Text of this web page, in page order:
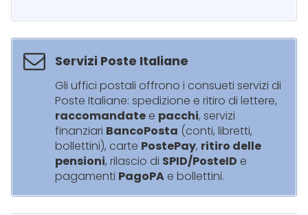
Servizi Poste Italiane
Gli uffici postali offrono i consueti servizi di
Poste Italiane: spedizione e ritiro di lettere,
raccomandate e pacchi, servizi
finanziari BancoPosta (conti, libretti,
bollettini), carte PostePay, ritiro delle
pensioni, rilascio di SPID/PosteID e
pagamenti PagoPA e bollettini.